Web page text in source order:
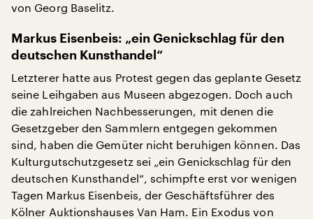
von Georg Baselitz.
Markus Eisenbeis: „ein Genickschlag für den
deutschen Kunsthandel“
Letzterer hatte aus Protest gegen das geplante Gesetz
seine Leihgaben aus Museen abgezogen. Doch auch
die zahlreichen Nachbesserungen, mit denen die
Gesetzgeber den Sammlern entgegen gekommen
sind, haben die Gemüter nicht beruhigen können. Das
Kulturgutschutzgesetz sei „ein Genickschlag für den
deutschen Kunsthandel“, schimpfte erst vor wenigen
Tagen Markus Eisenbeis, der Geschäftsführer des
Kölner Auktionshauses Van Ham. Ein Exodus von